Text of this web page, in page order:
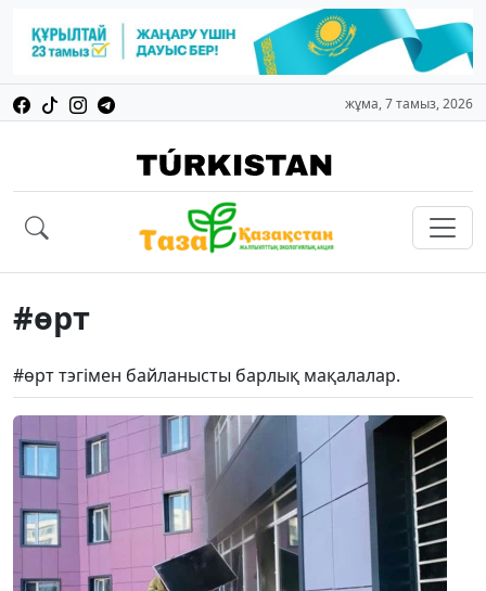
жұма, 7 тамыз, 2026
#өрт
#өрт тэгімен байланысты барлық мақалалар.